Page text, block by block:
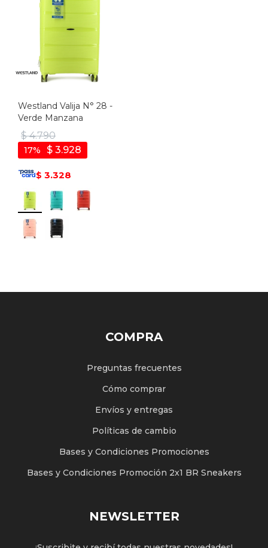
Westland Valija N° 28 -
Verde Manzana
$ 4.790
$ 3.928
17
$ 3.328
COMPRA
Preguntas frecuentes
Cómo comprar
Envíos y entregas
Políticas de cambio
Bases y Condiciones Promociones
Bases y Condiciones Promoción 2x1 BR Sneakers
NEWSLETTER